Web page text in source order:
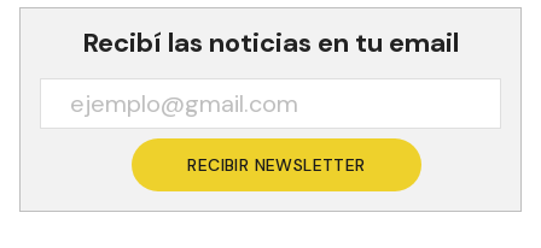
Recibí las noticias en tu email
RECIBIR NEWSLETTER